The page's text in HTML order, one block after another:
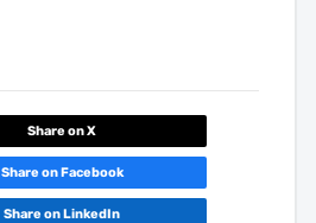
Share on X
Share on Facebook
Share on LinkedIn